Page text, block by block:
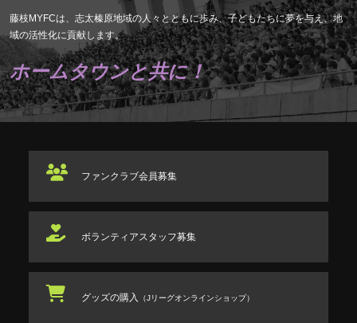
藤枝MYFCは、志太榛原地域の人々とともに歩み、子どもたちに夢を与え、地
域の活性化に貢献します。
ホームタウンと共に！
ファンクラブ会員募集
ボランティアスタッフ募集
グッズの購入 （Jリーグオンラインショップ）